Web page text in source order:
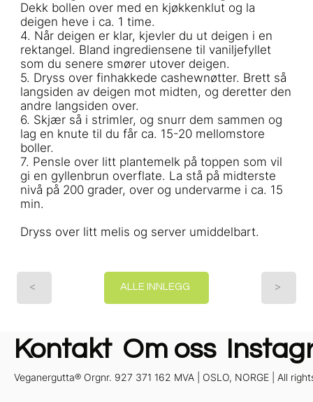
ALLE INNLEGG
< >
Dekk bollen over med en kjøkkenklut og la
deigen heve i ca. 1 time.
4. Når deigen er klar, kjevler du ut deigen i en
rektangel. Bland ingrediensene til vaniljefyllet
som du senere smører utover deigen.
5. Dryss over finhakkede cashewnøtter. Brett så
langsiden av deigen mot midten, og deretter den
andre langsiden over.
6. Skjær så i strimler, og snurr dem sammen og
lag en knute til du får ca. 15-20 mellomstore
boller.
7. Pensle over litt plantemelk på toppen som vil
gi en gyllenbrun overflate. La stå på midterste
nivå på 200 grader, over og undervarme i ca. 15
min.
Dryss over litt melis og server umiddelbart.
Kontakt Om oss
Veganergutta® Orgnr. 927 371 162 MVA | OSLO, NORGE | All